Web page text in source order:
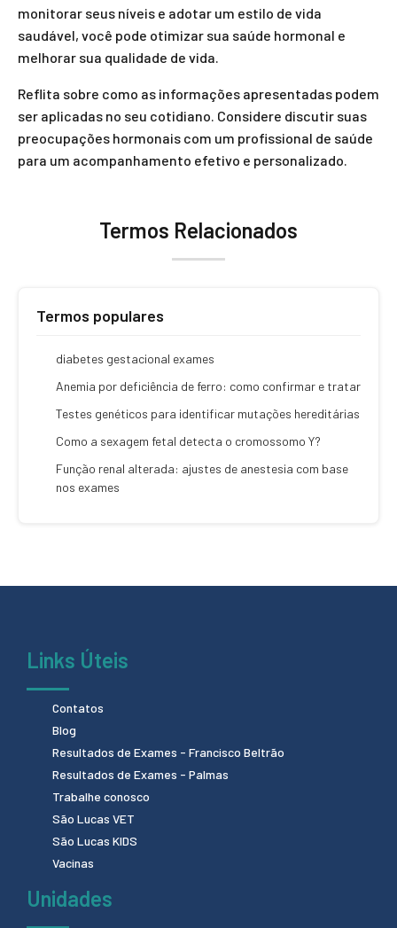
monitorar seus níveis e adotar um estilo de vida
saudável, você pode otimizar sua saúde hormonal e
melhorar sua qualidade de vida.
Reflita sobre como as informações apresentadas podem
ser aplicadas no seu cotidiano. Considere discutir suas
preocupações hormonais com um profissional de saúde
para um acompanhamento efetivo e personalizado.
Termos Relacionados
Termos populares
diabetes gestacional exames
Anemia por deficiência de ferro: como confirmar e tratar
Testes genéticos para identificar mutações hereditárias
Como a sexagem fetal detecta o cromossomo Y?
Função renal alterada: ajustes de anestesia com base
nos exames
Links Úteis
Contatos
Blog
Resultados de Exames - Francisco Beltrão
Resultados de Exames - Palmas
Trabalhe conosco
São Lucas VET
São Lucas KIDS
Vacinas
Unidades